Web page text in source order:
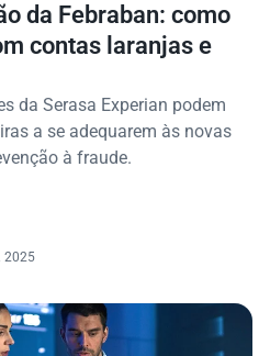
da Febraban: como
contas laranjas e
da Serasa Experian podem
a se adequarem às novas
à fraude.
2025